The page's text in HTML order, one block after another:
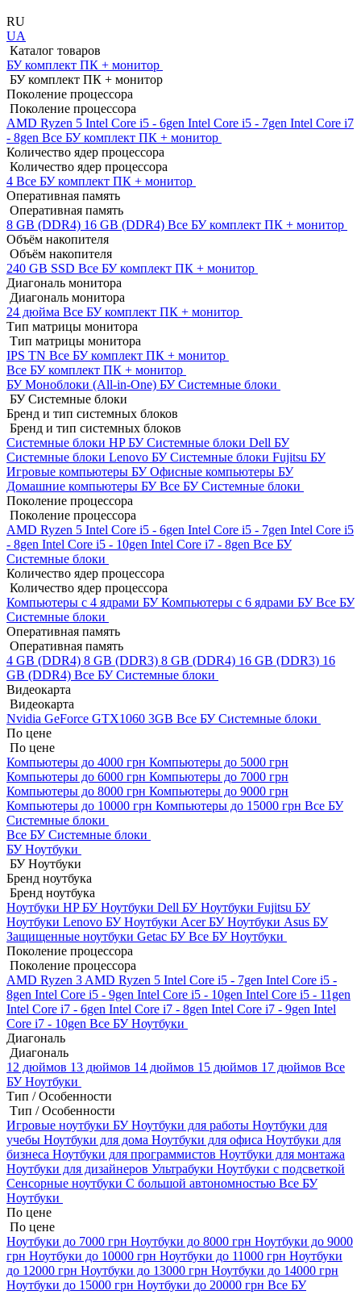
RU
UA
Каталог товаров
БУ комплект ПК + монитор
БУ комплект ПК + монитор
Поколение процессора
Поколение процессора
AMD Ryzen 5 Intel Core i5 - 6gen Intel Core i5 - 7gen Intel Core i7
- 8gen Все БУ комплект ПК + монитор
Количество ядер процессора
Количество ядер процессора
4 Все БУ комплект ПК + монитор
Оперативная память
Оперативная память
8 GB (DDR4) 16 GB (DDR4) Все БУ комплект ПК + монитор
Объём накопителя
Объём накопителя
240 GB SSD Все БУ комплект ПК + монитор
Диагональ монитора
Диагональ монитора
24 дюйма Все БУ комплект ПК + монитор
Тип матрицы монитора
Тип матрицы монитора
IPS TN Все БУ комплект ПК + монитор
Все БУ комплект ПК + монитор
БУ Моноблоки (All-in-One) БУ Системные блоки
БУ Системные блоки
Бренд и тип системных блоков
Бренд и тип системных блоков
Системные блоки HP БУСистемные блоки Dell БУ
Системные блоки Lenovo БУСистемные блоки Fujitsu БУ
Игровые компьютеры БУОфисные компьютеры БУ
Домашние компьютеры БУВсе БУ Системные блоки
Поколение процессора
Поколение процессора
AMD Ryzen 5 Intel Core i5 - 6gen Intel Core i5 - 7gen Intel Core i5
- 8gen Intel Core i5 - 10gen Intel Core i7 - 8gen Все БУ
Системные блоки
Количество ядер процессора
Количество ядер процессора
Компьютеры с 4 ядрами БУКомпьютеры с 6 ядрами БУВсе БУ
Системные блоки
Оперативная память
Оперативная память
4 GB (DDR4) 8 GB (DDR3) 8 GB (DDR4) 16 GB (DDR3) 16
GB (DDR4) Все БУ Системные блоки
Видеокарта
Видеокарта
Nvidia GeForce GTX1060 3GB Все БУ Системные блоки
По цене
По цене
Компьютеры до 4000 грн Компьютеры до 5000 грн
Компьютеры до 6000 грн Компьютеры до 7000 грн
Компьютеры до 8000 грн Компьютеры до 9000 грн
Компьютеры до 10000 грн Компьютеры до 15000 грн Все БУ
Системные блоки
Все БУ Системные блоки
БУ Ноутбуки
БУ Ноутбуки
Бренд ноутбука
Бренд ноутбука
Ноутбуки HP БУНоутбуки Dell БУНоутбуки Fujitsu БУ
Ноутбуки Lenovo БУНоутбуки Acer БУНоутбуки Asus БУ
Защищенные ноутбуки Getac БУВсе БУ Ноутбуки
Поколение процессора
Поколение процессора
AMD Ryzen 3 AMD Ryzen 5 Intel Core i5 - 7gen Intel Core i5 -
8gen Intel Core i5 - 9gen Intel Core i5 - 10gen Intel Core i5 - 11gen
Intel Core i7 - 6gen Intel Core i7 - 8gen Intel Core i7 - 9gen Intel
Core i7 - 10gen Все БУ Ноутбуки
Диагональ
Диагональ
12 дюймов 13 дюймов 14 дюймов 15 дюймов 17 дюймов Все
БУ Ноутбуки
Тип / Особенности
Тип / Особенности
Игровые ноутбуки БУНоутбуки для работы Ноутбуки для
учебы Ноутбуки для дома Ноутбуки для офиса Ноутбуки для
бизнеса Ноутбуки для программистов Ноутбуки для монтажа
Ноутбуки для дизайнеров Ультрабуки Ноутбуки с подсветкой
Сенсорные ноутбуки С большой автономностью Все БУ
Ноутбуки
По цене
По цене
Ноутбуки до 7000 грн Ноутбуки до 8000 грн Ноутбуки до 9000
грн Ноутбуки до 10000 грн Ноутбуки до 11000 грн Ноутбуки
до 12000 грн Ноутбуки до 13000 грн Ноутбуки до 14000 грн
Ноутбуки до 15000 грн Ноутбуки до 20000 грн Все БУ